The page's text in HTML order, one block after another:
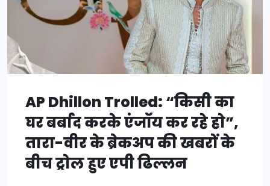
AP Dhillon Trolled: “किसी का
घर बर्बाद करके एंजॉय कर रहे हो”,
तारा-वीर के ब्रेकअप की खबरों के
बीच ट्रोल हुए एपी ढिल्लन